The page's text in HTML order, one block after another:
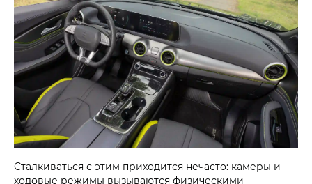
Сталкиваться с этим приходится нечасто: камеры и
ходовые режимы вызываются физическими